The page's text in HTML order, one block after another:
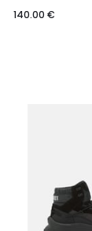
140.00 €